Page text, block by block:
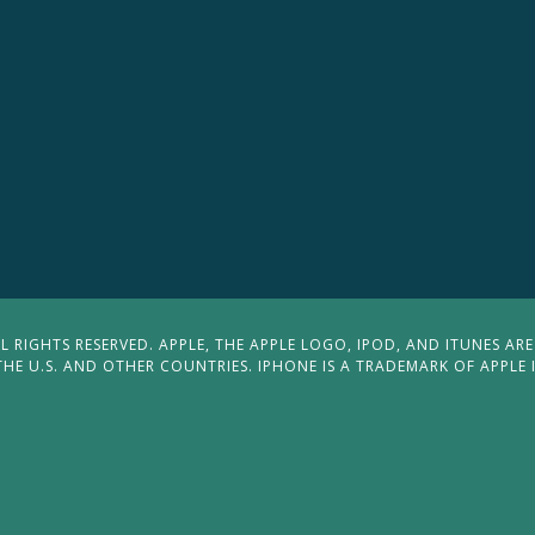
RESERVED. APPLE, THE APPLE LOGO, IPOD, AND ITUNES
U.S. AND OTHER COUNTRIES. IPHONE IS A TRADEMARK OF APPLE